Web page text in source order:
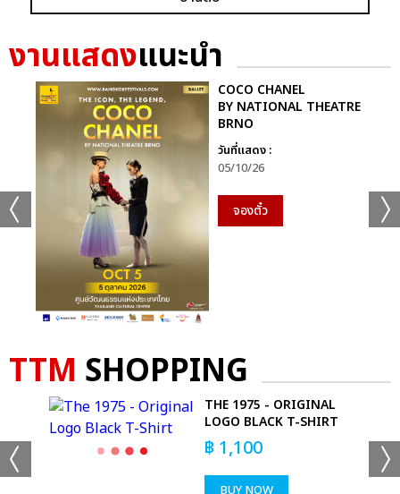
งานแสดงแนะนำ
COCO CHANEL
BY NATIONAL THEATRE
BRNO
วันที่แสดง :
05/10/26
จองตั๋ว
TTM SHOPPING
THE 1975 - ORIGINAL
LOGO BLACK T-SHIRT
฿ 1,100
BUY NOW